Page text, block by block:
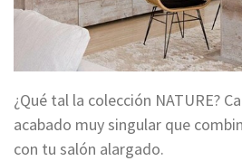
¿Qué tal la colección NATURE?
acabado muy singular que
con tu salón alargado.